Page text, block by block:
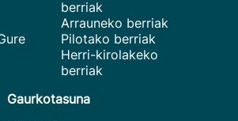
berriak
Arrauneko berriak
Pilotako berriak
Herri-kirolakeko
berriak
Gaurkotasuna